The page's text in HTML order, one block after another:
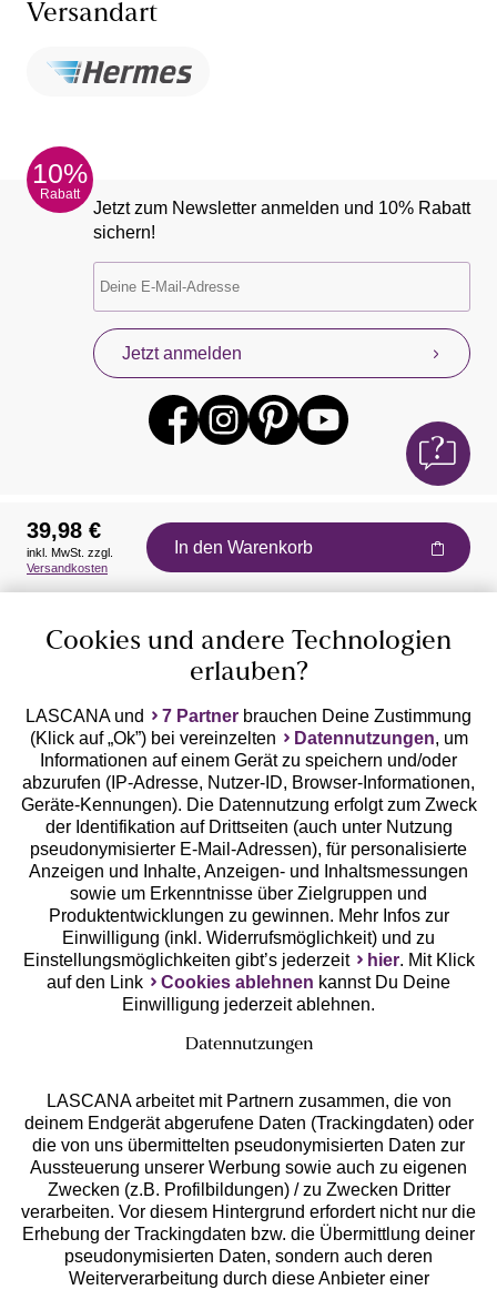
Versandart
10%
Rabatt
Jetzt zum Newsletter anmelden und 10% Rabatt
sichern!
Jetzt anmelden
Auszeichnungen
Geprüfte Sicherheit
Unsere Apps
Services
Beratung
Über uns
39,98 €
inkl. MwSt. zzgl.
Versandkosten
In den Warenkorb
Cookies und andere Technologien
erlauben?
LASCANA und 7 Partner brauchen Deine Zustimmung
(Klick auf „Ok”) bei vereinzelten
Datennutzungen, um
Informationen auf einem Gerät zu speichern und/oder
abzurufen (IP-Adresse, Nutzer-ID, Browser-Informationen,
Geräte-Kennungen). Die Datennutzung erfolgt zum Zweck
der Identifikation auf Drittseiten (auch unter Nutzung
pseudonymisierter E-Mail-Adressen), für personalisierte
Anzeigen und Inhalte, Anzeigen- und Inhaltsmessungen
sowie um Erkenntnisse über Zielgruppen und
Produktentwicklungen zu gewinnen. Mehr Infos zur
Einwilligung (inkl. Widerrufsmöglichkeit) und zu
Einstellungsmöglichkeiten gibt’s jederzeit
hier. Mit Klick
auf den Link
Cookies ablehnen kannst Du Deine
Einwilligung jederzeit ablehnen.
Datennutzungen
LASCANA arbeitet mit Partnern zusammen, die von
deinem Endgerät abgerufene Daten (Trackingdaten) oder
die von uns übermittelten pseudonymisierten Daten zur
Aussteuerung unserer Werbung sowie auch zu eigenen
Zwecken (z.B. Profilbildungen) / zu Zwecken Dritter
verarbeiten. Vor diesem Hintergrund erfordert nicht nur die
Erhebung der Trackingdaten bzw. die Übermittlung deiner
pseudonymisierten Daten, sondern auch deren
Weiterverarbeitung durch diese Anbieter einer